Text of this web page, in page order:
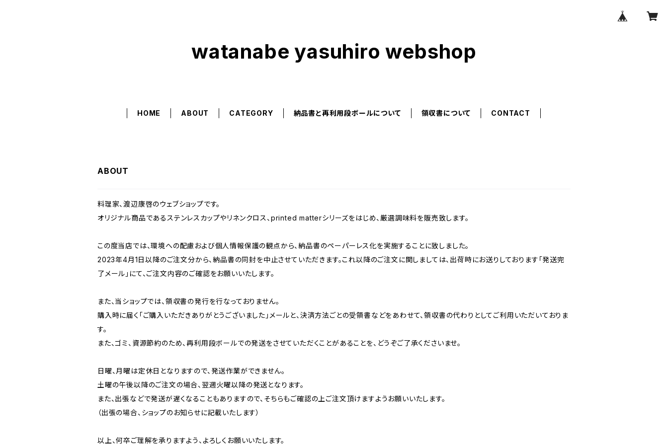
watanabe yasuhiro webshop
HOME ABOUT CATEGORY 納品書と再利用段ボールについて 領収書について CONTACT
ABOUT
料理家、渡辺康啓のウェブショップです。
オリジナル商品であるステンレスカップやリネンクロス、printed matterシリーズをはじめ、厳選調味料を販売致します。
この度当店では、環境への配慮および個人情報保護の観点から、納品書のペーパーレス化を実施することに致しました。
2023年4月1日以降のご注文分から、納品書の同封を中止させていただきます。これ以降のご注文に関しましては、出荷時にお送りしております「発送完
了メール」にて、ご注文内容のご確認をお願いいたします。
また、当ショップでは、領収書の発行を行なっておりません。
購入時に届く「ご購入いただきありがとうございました」メールと、決済方法ごとの受領書などをあわせて、領収書の代わりとしてご利用いただいておりま
す。
また、ゴミ、資源節約のため、再利用段ボールでの発送をさせていただくことがあることを、どうぞご了承くださいませ。
日曜、月曜は定休日となりますので、発送作業ができません。
土曜の午後以降のご注文の場合、翌週火曜以降の発送となります。
また、出張などで発送が遅くなることもありますので、そちらもご確認の上ご注文頂けますようお願いいたします。
（出張の場合、ショップのお知らせに記載いたします）
以上、何卒ご理解を承りますよう、よろしくお願いいたします。